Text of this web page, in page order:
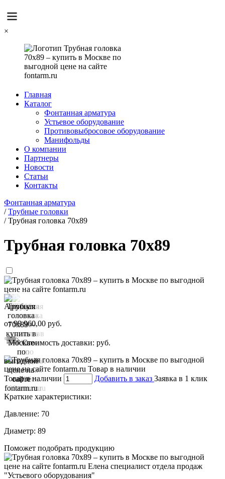
×
Главная
Каталог
Фонтанная арматура
Устьевое оборудование
Противовыбросовое оборудование
Манифольды
О компании
Партнеры
Новости
Статьи
Контакты
Фонтанная арматура
/Трубные головки
/Трубная головка 70x89
Трубная головка 70x89
Артикул:
от99 960,00 руб.
Стоимость доставки: руб.
Товар в наличии Добавить в заказ Заявка в 1 клик
Краткие характеристики:
Давление: 70
Диаметр: 89
Поможет подобрать продукцию